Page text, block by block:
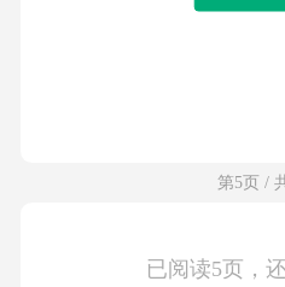
第5页 /
已阅读5页，